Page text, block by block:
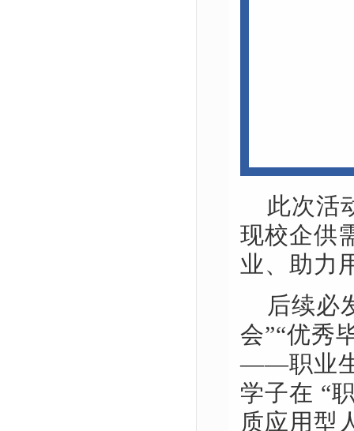
此次活
现校企供
业、助力
后续必
会”“优秀
——职业生
学子在 “
质应用型